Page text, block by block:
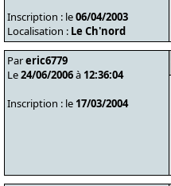
Inscription : le06/04/2003
Localisation : Le Ch'nord
Pareric6779
Le24/06/2006à 12:36:04
Inscription : le 17/03/2004